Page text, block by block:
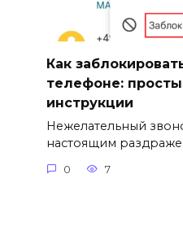
Как
телефоне:
инструкции
Нежелательный
настоящим
0 7